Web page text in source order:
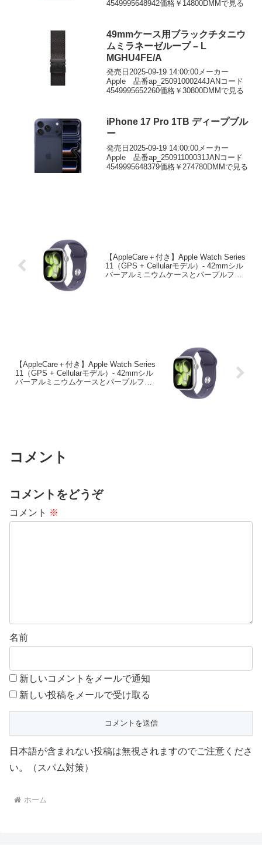
4549995648942価格￥14800DMMで見る
49mmケース用ブラックチタニウ
ムミラネーゼループ – L
MGHU4FE/A
発売日2025-09-19 14:00:00メーカー
Apple 品番ap_25091000244JANコード
4549995652260価格￥30800DMMで見る
iPhone 17 Pro 1TB ディープブル
ー
発売日2025-09-19 14:00:00メーカー
Apple 品番ap_25091100031JANコード
4549995648379価格￥274780DMMで見る
【AppleCare＋付き】Apple Watch Series
11（GPS + Cellularモデル）- 42mmシル
バーアルミニウムケースとパープルフォ
【AppleCare＋付き】Apple Watch Series
11（GPS + Cellularモデル）- 42mmシル
バーアルミニウムケースとパープルフォ
コメント
コメントをどうぞ
コメント ※
名前
新しいコメントをメールで通知
新しい投稿をメールで受け取る
日本語が含まれない投稿は無視されますのでご注意くださ
い。（スパム対策）
ホーム